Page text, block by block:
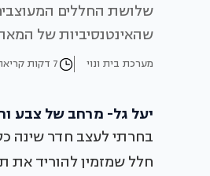
שהאינטנסיביות של המאה ה-21 הציפה על
מערכת בית ונוי 7 דקות קריאה
יעל גל- מרחב של צבע
חלל שמזמין להוריד את